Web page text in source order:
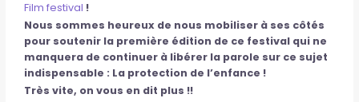
Film festival !
Nous sommes heureux de nous mobiliser à ses côtés
pour soutenir la première édition de ce festival qui ne
manquera de continuer à libérer la parole sur ce sujet
indispensable : La protection de l’enfance !
Très vite, on vous en dit plus !!